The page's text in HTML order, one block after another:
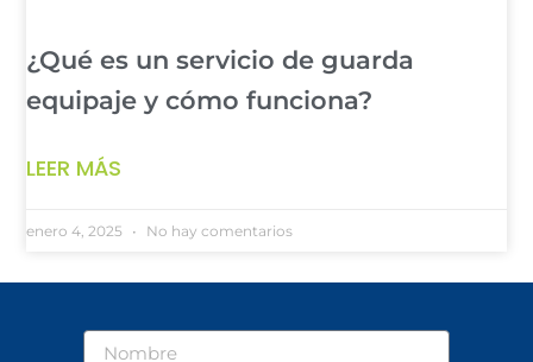
¿Qué es un servicio de guarda
equipaje y cómo funciona?
LEER MÁS
enero 4, 2025 No hay comentarios
Nombre